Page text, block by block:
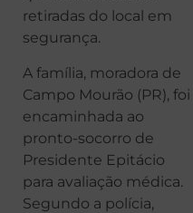
retiradas do local em
segurança.
A família, moradora de
Campo Mourão (PR), foi
encaminhada ao
pronto-socorro de
Presidente Epitácio
para avaliação médica.
Segundo a polícia,